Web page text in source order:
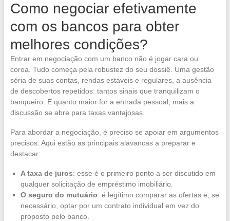
Como negociar efetivamente
com os bancos para obter
melhores condições?
Entrar em negociação com um banco não é jogar cara ou
coroa. Tudo começa pela robustez do seu dossiê. Uma gestão
séria de suas contas, rendas estáveis e regulares, a ausência
de descobertos repetidos: tantos sinais que tranquilizam o
banqueiro. E quanto maior for a entrada pessoal, mais a
discussão se abre para taxas vantajosas.
Para abordar a negociação, é preciso se apoiar em argumentos
precisos. Aqui estão as principais alavancas a preparar e
destacar:
A taxa de juros: esse é o primeiro ponto a ser discutido em
qualquer solicitação de empréstimo imobiliário.
O seguro do mutuário: é legítimo comparar as ofertas e, se
necessário, optar por um contrato individual em vez do
proposto pelo banco.